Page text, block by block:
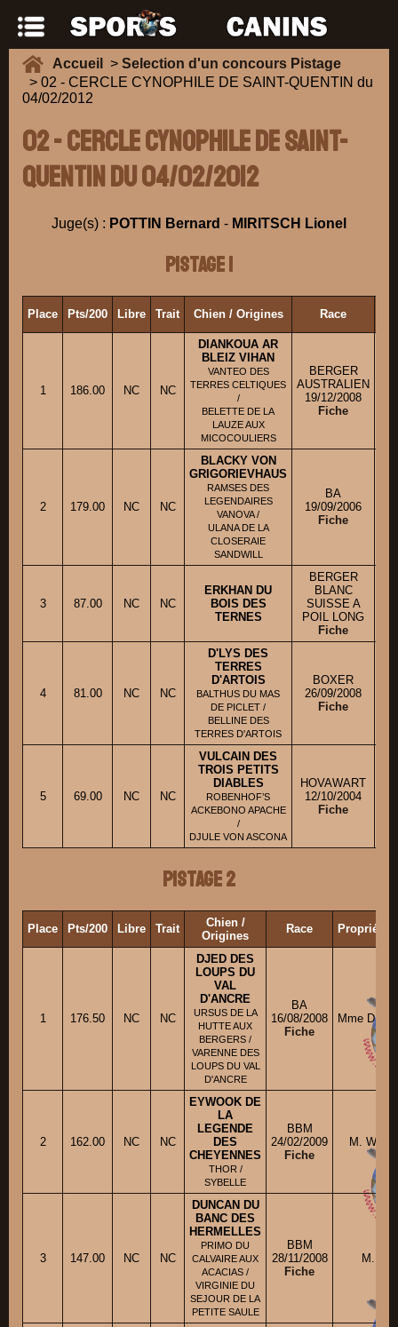
Accueil > Selection d'un concours Pistage
> 02 - CERCLE CYNOPHILE DE SAINT-QUENTIN du
04/02/2012
02 - CERCLE CYNOPHILE DE SAINT-
QUENTIN du 04/02/2012
Juge(s) : POTTIN Bernard - MIRITSCH Lionel
Pistage 1
Place Pts/200 Libre Trait Chien / Origines Race
1 186.00 NC NC
DIANKOUA AR
BLEIZ VIHAN
VANTEO DES
TERRES CELTIQUES
/
BELETTE DE LA
LAUZE AUX
MICOCOULIERS
BERGER
AUSTRALIEN
19/12/2008
Fiche
2 179.00 NC NC
BLACKY VON
GRIGORIEVHAUS
RAMSES DES
LEGENDAIRES
VANOVA /
ULANA DE LA
CLOSERAIE
SANDWILL
BA
19/09/2006
Fiche
3 87.00 NC NC
ERKHAN DU
BOIS DES
TERNES
BERGER
BLANC
SUISSE A
POIL LONG
Fiche
4 81.00 NC NC
D'LYS DES
TERRES
D'ARTOIS
BALTHUS DU MAS
DE PICLET /
BELLINE DES
TERRES D'ARTOIS
BOXER
26/09/2008
Fiche
5 69.00 NC NC
VULCAIN DES
TROIS PETITS
DIABLES
ROBENHOF’S
ACKEBONO APACHE
/
DJULE VON ASCONA
HOVAWART
12/10/2004
Fiche
Pistage 2
Place Pts/200 Libre Trait
Chien /
Origines
Race
1 176.50 NC NC
DJED DES
LOUPS DU
VAL
D'ANCRE
URSUS DE LA
HUTTE AUX
BERGERS /
VARENNE DES
LOUPS DU VAL
D'ANCRE
BA
16/08/2008
Fiche
Mme
2 162.00 NC NC
EYWOOK DE
LA
LEGENDE
DES
CHEYENNES
THOR /
SYBELLE
BBM
24/02/2009
Fiche
M.
3 147.00 NC NC
DUNCAN DU
BANC DES
HERMELLES
PRIMO DU
CALVAIRE AUX
ACACIAS /
VIRGINIE DU
SEJOUR DE LA
PETITE SAULE
BBM
28/11/2008
Fiche
M.